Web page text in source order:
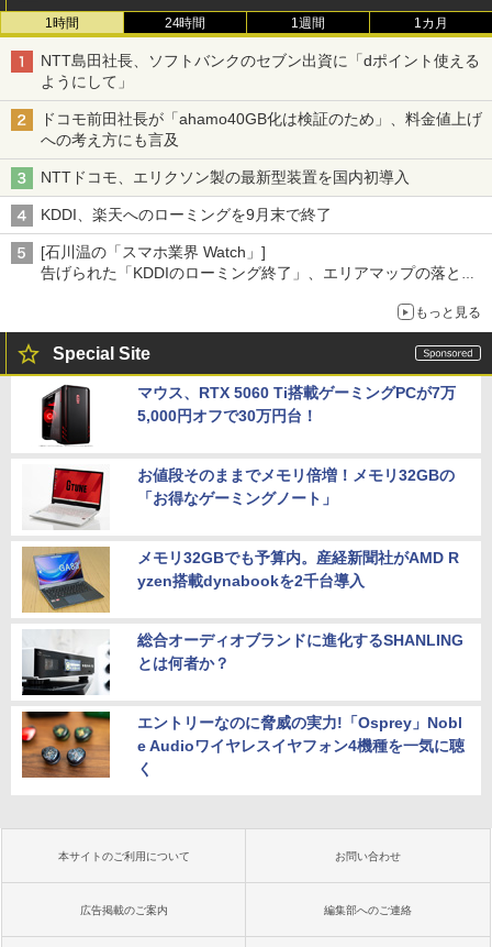
1時間 24時間 1週間 1カ月
NTT島田社長、ソフトバンクのセブン出資に「dポイント使える
ようにして」
ドコモ前田社長が「ahamo40GB化は検証のため」、料金値上げ
への考え方にも言及
NTTドコモ、エリクソン製の最新型装置を国内初導入
KDDI、楽天へのローミングを9月末で終了
[石川温の「スマホ業界 Watch」]
告げられた「KDDIのローミング終了」、エリアマップの落とし
もっと見る
Special Site
マウス、RTX 5060 Ti搭載ゲーミングPCが7万
5,000円オフで30万円台！
お値段そのままでメモリ倍増！メモリ32GBの
「お得なゲーミングノート」
メモリ32GBでも予算内。産経新聞社がAMD R
yzen搭載dynabookを2千台導入
総合オーディオブランドに進化するSHANLING
とは何者か？
エントリーなのに脅威の実力!「Osprey」Nobl
e Audioワイヤレスイヤフォン4機種を一気に聴
く
本サイトのご利用について お問い合わせ
広告掲載のご案内 編集部へのご連絡